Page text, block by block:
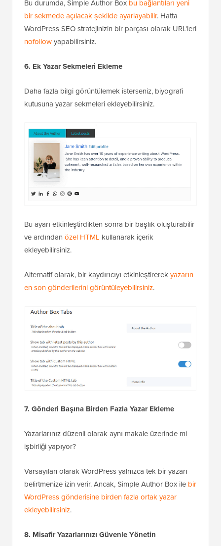
Bu durumda, Simple Author Box bu bağlantıları yeni
bir sekmede açılacak şekilde ayarlayabilir. Hatta
WordPress SEO stratejinizin bir parçası olarak URL'leri
nofollowyapabilirsiniz.
6. Ek Yazar Sekmeleri Ekleme
Daha fazla bilgi görüntülemek isterseniz, biyografi
kutusuna yazar sekmeleri ekleyebilirsiniz.
Bu ayarı etkinleştirdikten sonra bir başlık oluşturabilir
ve ardından özel HTML kullanarak içerik
ekleyebilirsiniz.
Alternatif olarak, bir kaydırıcıyı etkinleştirerekyazarın
en son gönderilerini görüntüleyebilirsiniz.
7. Gönderi Başına Birden Fazla Yazar Ekleme
Yazarlarınız düzenli olarak aynı makale üzerinde mi
işbirliği yapıyor?
Varsayılan olarak WordPress yalnızca tek bir yazarı
belirtmenize izin verir. Ancak, Simple Author Box ile bir
WordPress gönderisine birden fazla ortak yazar
ekleyebilirsiniz.
8. Misafir Yazarlarınızı Güvenle Yönetin